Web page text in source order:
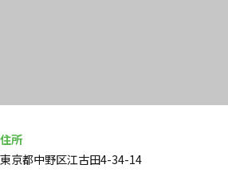
住所
東京都中野区江古田4-34-14